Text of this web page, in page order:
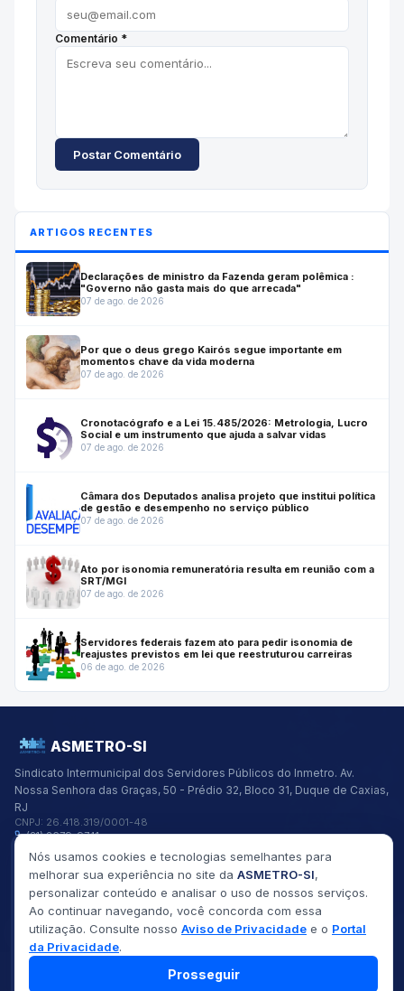
Comentário *
Postar Comentário
ARTIGOS RECENTES
Declarações de ministro da Fazenda geram polêmica :
"Governo não gasta mais do que arrecada"
07 de ago. de 2026
Por que o deus grego Kairós segue importante em
momentos chave da vida moderna
07 de ago. de 2026
Cronotacógrafo e a Lei 15.485/2026: Metrologia, Lucro
Social e um instrumento que ajuda a salvar vidas
07 de ago. de 2026
Câmara dos Deputados analisa projeto que institui política
de gestão e desempenho no serviço público
07 de ago. de 2026
Ato por isonomia remuneratória resulta em reunião com a
SRT/MGI
07 de ago. de 2026
Servidores federais fazem ato para pedir isonomia de
reajustes previstos em lei que reestruturou carreiras
06 de ago. de 2026
ASMETRO-SI
Sindicato Intermunicipal dos Servidores Públicos do Inmetro. Av.
Nossa Senhora das Graças, 50 - Prédio 32, Bloco 31, Duque de Caxias,
RJ
CNPJ: 26.418.319/0001-48
(21) 2679-9741
asmetro@asmetro.org.br
Links Rápidos
Institucional
Gestão
Saúde
Convênios
Fóruns
Seus Direitos
2026 ASMETRO-SI
Nós usamos cookies e tecnologias semelhantes para
melhorar sua experiência no site da ASMETRO-SI,
personalizar conteúdo e analisar o uso de nossos serviços.
Ao continuar navegando, você concorda com essa
utilização. Consulte nosso Aviso de Privacidade e o Portal
da Privacidade.
Prosseguir